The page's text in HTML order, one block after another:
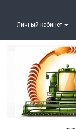
Личный кабинет